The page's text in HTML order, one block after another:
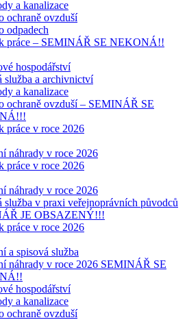
a kanalizace
ochraně ovzduší
odpadech
práce – SEMINÁŘ SE NEKONÁ!!
hospodářství
služba a archivnictví
a kanalizace
ochraně ovzduší – SEMINÁŘ SE
práce v roce 2026
náhrady v roce 2026
práce v roce 2026
náhrady v roce 2026
služba v praxi veřejnoprávních původců
JE OBSAZENÝ!!!
práce v roce 2026
a spisová služba
náhrady v roce 2026 SEMINÁŘ SE
hospodářství
a kanalizace
ochraně ovzduší